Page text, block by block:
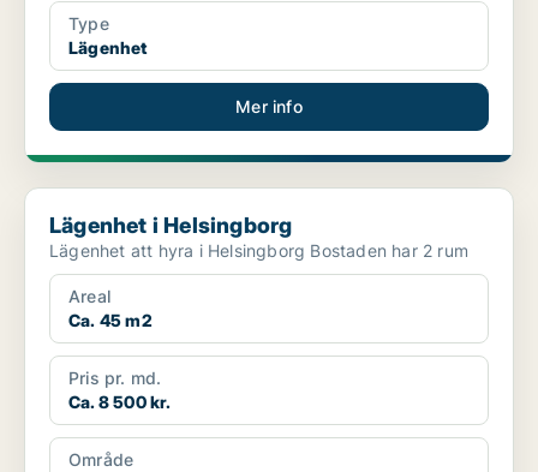
Type
Lägenhet
Mer info
Lägenhet i Helsingborg
Lägenhet i Helsingborg
Lägenhet att hyra i Helsingborg Bostaden har 2 rum
Areal
Ca. 45 m2
Pris pr. md.
Ca. 8 500 kr.
Område